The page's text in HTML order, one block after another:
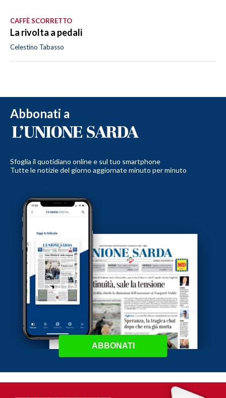
CAFFÈ SCORRETTO
La rivolta a pedali
Celestino Tabasso
Abbonati a
Sfoglia il quotidiano online e sul tuo smartphone
Tutte le notizie del giorno aggiornate minuto per minuto
ABBONATI